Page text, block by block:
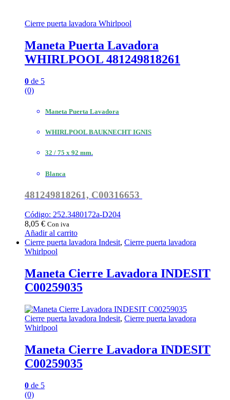
Cierre puerta lavadora Whirlpool
Maneta Puerta Lavadora
WHIRLPOOL 481249818261
0 de 5
(0)
Maneta Puerta Lavadora
WHIRLPOOL BAUKNECHT IGNIS
32 / 75 x 92 mm.
Blanca
481249818261, C00316653
Código: 252.3480172a-D204
8,05 € Con iva
Añadir al carrito
Cierre puerta lavadora Indesit, Cierre puerta lavadora
Whirlpool
Maneta Cierre Lavadora INDESIT
C00259035
Cierre puerta lavadora Indesit, Cierre puerta lavadora
Whirlpool
Maneta Cierre Lavadora INDESIT
C00259035
0 de 5
(0)